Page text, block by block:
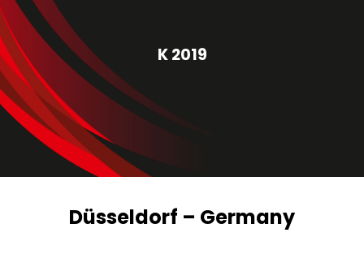
UNTERNEHMEN
KNOW-HOW
UNSERE SEKTOREN
KONTAKTIEREN
NEUIGKEITEN UND VERANSTALTUNGEN
DOWNLOAD
K 2019
Düsseldorf – Germany